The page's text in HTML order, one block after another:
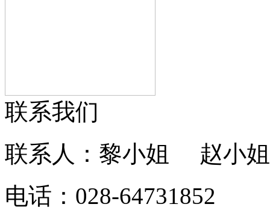
联系我们
联系人：黎小姐 赵小姐
电话：028-64731852